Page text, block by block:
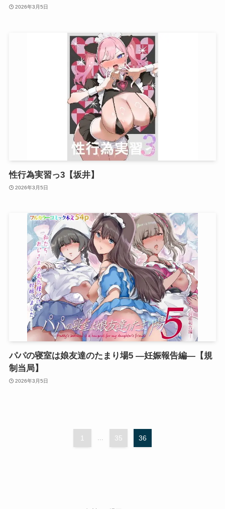
2026年3月5日
性行為実習っ3【坂井】
2026年3月5日
パパの寝室は娘友達のたまり場5 ―妊娠報告編―【規
制当局】
2026年3月5日
1 35 36